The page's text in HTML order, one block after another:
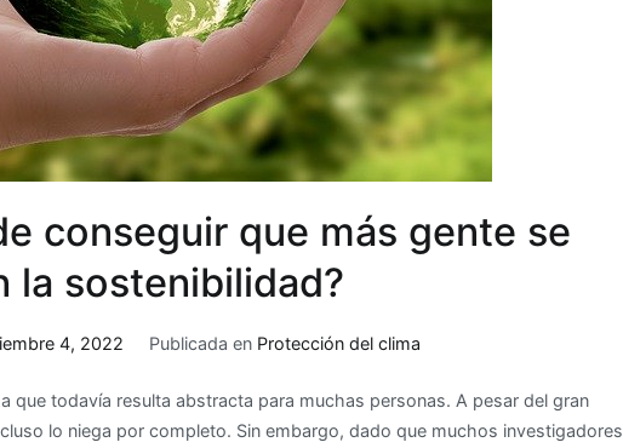
conseguir que más gente se
la sostenibilidad?
4, 2022 Publicada en Protección del clima
que todavía resulta abstracta para muchas personas. A pesar del gran
lo niega por completo. Sin embargo, dado que muchos investigadores